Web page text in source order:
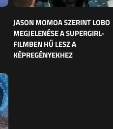
JASON MOMOA SZERINT LOBO
MEGJELENÉSE A SUPERGIRL-
FILMBEN HŰ LESZ A
KÉPREGÉNYEKHEZ